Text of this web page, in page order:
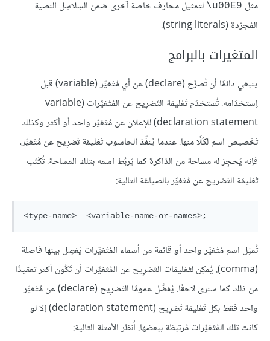
مثل ‎\u00E9 لتمثيل محارف خاصة آخرى ضمن السِلاسِل النصية
المُجرّدة (string literals).
المتغيرات بالبرامج
ينبغي دائمًا أن تُصرِّح (declare) عن أي مُتْغيِّر (variable) قبل
اِستخدَامه. تُستخدَم تَعْليمَة التَصْرِيح عن المُتْغيِّرات (variable
declaration statement) للإعلان عن مُتْغيِّر واحد أو أكثر وكذلك
تَخْصيص اسم لكُلًا منها. عندما يُنفِّذ الحاسوب تَعْليمَة تَصْرِيح عن مُتْغيِّر،
فإنه يَحجِز له مساحة من الذاكرة كما يَربُط اسمه بتلك المساحة. تُكْتَب
تَعْليمَة التَصْريح عن مُتْغيِّر بالصياغة التالية:
تُمثِل اسم مُتْغيِّر واحد أو قائمة من أسماء المُتْغيِّرات يَفصِل بينها فاصلة
(comma). يُمكِن لتَعْليمَات التَصْرِيح عن المُتْغيِّرات أن تَكُون أكثر تعقيدًا
من ذلك كما سنرى لاحقًا. يُفضَّل عمومًا التَصْرِيح (declare) عن مُتْغيِّر
واحد فقط بكل تَعْليمَة تَصْرِيح (declaration statement) إلا لو
كانت تلك المُتْغيِّرات مُرتبطَة ببعضها. اُنظر الأمثلة التالية: